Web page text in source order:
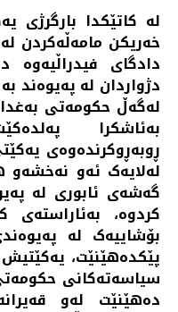
لە کاتێکدا بارگرژی
خەریکن مامەڵەکردن
دادگای
دژواردان لە پەیوەند
لەگەڵ حکومەتی
بەئاشکرا
ڕوبەڕوکرندەوەی
لەلایەک ئەو نەخشەو
گەشەی ئابوری لە
کردوە، بەئاراستەی
بۆشاییەک لە
پێکدەهێنێت،
سیاسەتەکانی
دەهێنێت لەو